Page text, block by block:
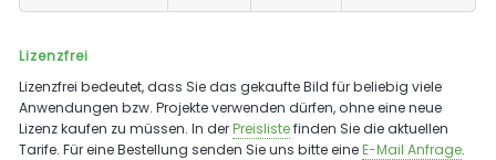
Lizenzfrei
Lizenzfrei bedeutet, dass Sie das gekaufte Bild für beliebig viele
Anwendungen bzw. Projekte verwenden dürfen, ohne eine neue
Lizenz kaufen zu müssen. In derPreislistefinden Sie die aktuellen
Tarife. Für eine Bestellung senden Sie uns bitte eineE-Mail Anfrage.